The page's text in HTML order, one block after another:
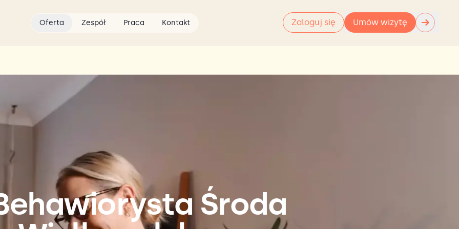
Oferta Zespół Praca Kontakt Zaloguj się Umów wizytę →
Środa